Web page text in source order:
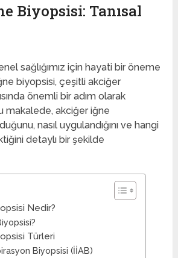
Biyopsisi: Tanısal
sağlığımız için hayati bir öneme
biyopsisi, çeşitli akciğer
önemli bir adım olarak
makalede, akciğer iğne
nasıl uygulandığını ve hangi
detaylı bir şekilde
Nedir?
Türleri
Biyopsisi (İİAB)